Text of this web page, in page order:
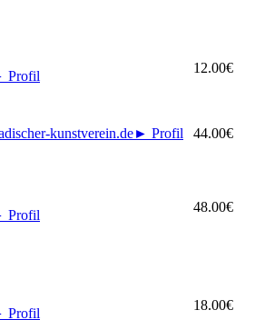
Profil
12.00€
kunstverein.de► Profil 44.00€
Profil
48.00€
Profil
18.00€